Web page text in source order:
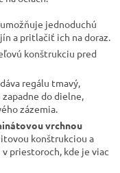
umožňuje jednoduchú
a pritlačiť ich na doraz.
konštrukciu pred
regálu tmavý,
do dielne,
zázemia.
vrchnou
konštrukciou a
priestoroch, kde je viac